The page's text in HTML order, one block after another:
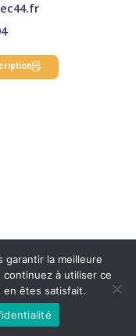
confidentialité
garantir la meilleure
à utiliser ce
en êtes satisfait.
de l’impact
+